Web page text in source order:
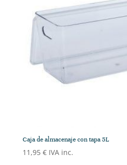
Caja de almacenaje con tapa 5L
11,95 € IVA inc.